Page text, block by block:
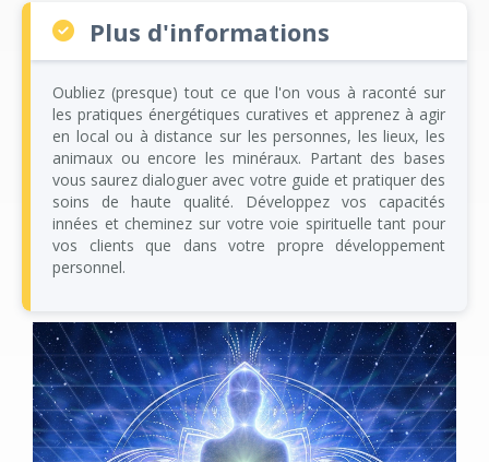
Plus d'informations
Oubliez (presque) tout ce que l'on vous à raconté sur
les pratiques énergétiques curatives et apprenez à agir
en local ou à distance sur les personnes, les lieux, les
animaux ou encore les minéraux. Partant des bases
vous saurez dialoguer avec votre guide et pratiquer des
soins de haute qualité. Développez vos capacités
innées et cheminez sur votre voie spirituelle tant pour
vos clients que dans votre propre développement
personnel.